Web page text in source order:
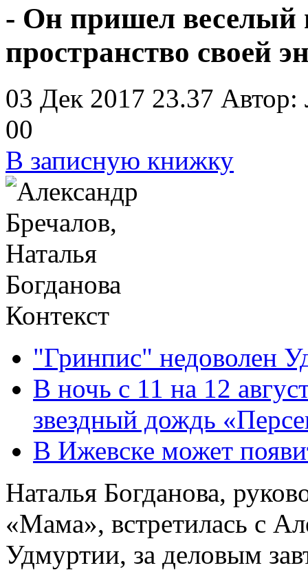
- Он пришел веселый
пространство своей
03 Дек 2017 23.37
00
В записную книжку
Контекст
"Гринпис" недоволен
В ночь с 11 на 12
звездный дождь
В Ижевске может
Наталья Богданова,
«Мама», встретилась с
Удмуртии, за деловым